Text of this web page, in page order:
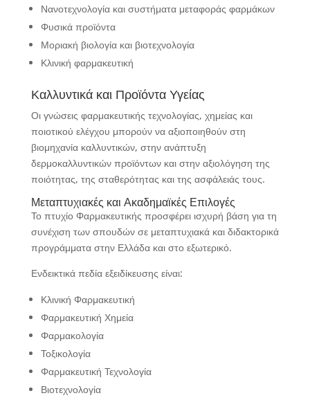
Νανοτεχνολογία και συστήματα μεταφοράς φαρμάκων
Φυσικά προϊόντα
Μοριακή βιολογία και βιοτεχνολογία
Κλινική φαρμακευτική
Καλλυντικά και Προϊόντα Υγείας
Οι γνώσεις φαρμακευτικής τεχνολογίας, χημείας και
ποιοτικού ελέγχου μπορούν να αξιοποιηθούν στη
βιομηχανία καλλυντικών, στην ανάπτυξη
δερμοκαλλυντικών προϊόντων και στην αξιολόγηση της
ποιότητας, της σταθερότητας και της ασφάλειάς τους.
Μεταπτυχιακές και Ακαδημαϊκές Επιλογές
Το πτυχίο Φαρμακευτικής προσφέρει ισχυρή βάση για τη
συνέχιση των σπουδών σε μεταπτυχιακά και διδακτορικά
προγράμματα στην Ελλάδα και στο εξωτερικό.
Ενδεικτικά πεδία εξειδίκευσης είναι:
Κλινική Φαρμακευτική
Φαρμακευτική Χημεία
Φαρμακολογία
Τοξικολογία
Φαρμακευτική Τεχνολογία
Βιοτεχνολογία